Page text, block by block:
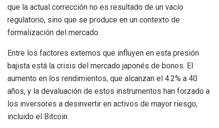
que la actual corrección no es resultado de un vacío
regulatorio, sino que se produce en un contexto de
formalización del mercado.
Entre los factores externos que influyen en esta presión
bajista está la crisis del mercado japonés de bonos. El
aumento en los rendimientos, que alcanzan el 4.2% a 40
años, y la devaluación de estos instrumentos han forzado a
los inversores a desinvertir en activos de mayor riesgo,
incluido el Bitcoin.